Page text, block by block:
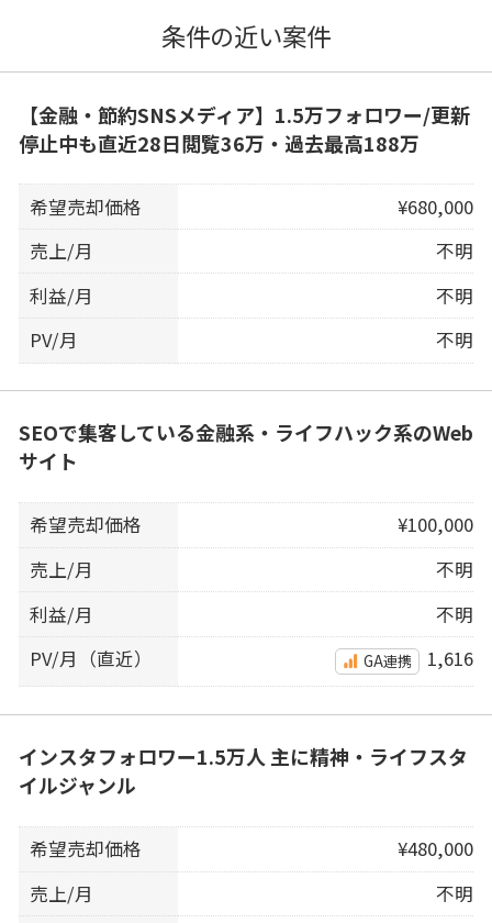
条件の近い案件
【金融・節約SNSメディア】1.5万フォロワー/更新
停止中も直近28日閲覧36万・過去最高188万
希望売却価格
¥680,000
売上/月
不明
利益/月
不明
PV/月
不明
SEOで集客している金融系・ライフハック系のWeb
サイト
希望売却価格
¥100,000
売上/月
不明
利益/月
不明
PV/月（直近）
GA連携 1,616
インスタフォロワー1.5万人 主に精神・ライフスタ
イルジャンル
希望売却価格
¥480,000
売上/月
不明